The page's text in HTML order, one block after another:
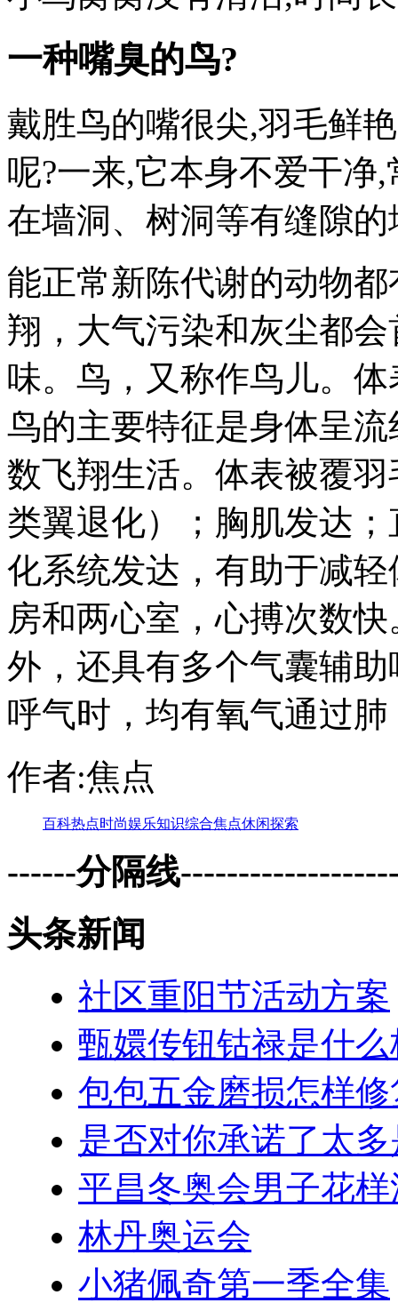
一种嘴臭的鸟?
戴胜鸟的嘴很尖,羽毛鲜
呢?一来,它本身不爱干净
在墙洞、树洞等有缝隙
能正常新陈代谢的动物
翔，大气污染和灰尘都
味。鸟，又称作鸟儿。
鸟的主要特征是身体呈
数飞翔生活。体表被覆
类翼退化）；胸肌发达
化系统发达，有助于减
房和两心室，心搏次数
外，还具有多个气囊辅
呼气时，均有氧气通过
作者:焦点
百科热点时尚娱乐知识综合焦点休闲探索
------分隔线
头条新闻
社区重阳节活动方案
甄嬛传钮钴禄是什么
包包五金磨损怎样修
是否对你承诺了太
平昌冬奥会男子花
林丹奥运会
小猪佩奇第一季全集